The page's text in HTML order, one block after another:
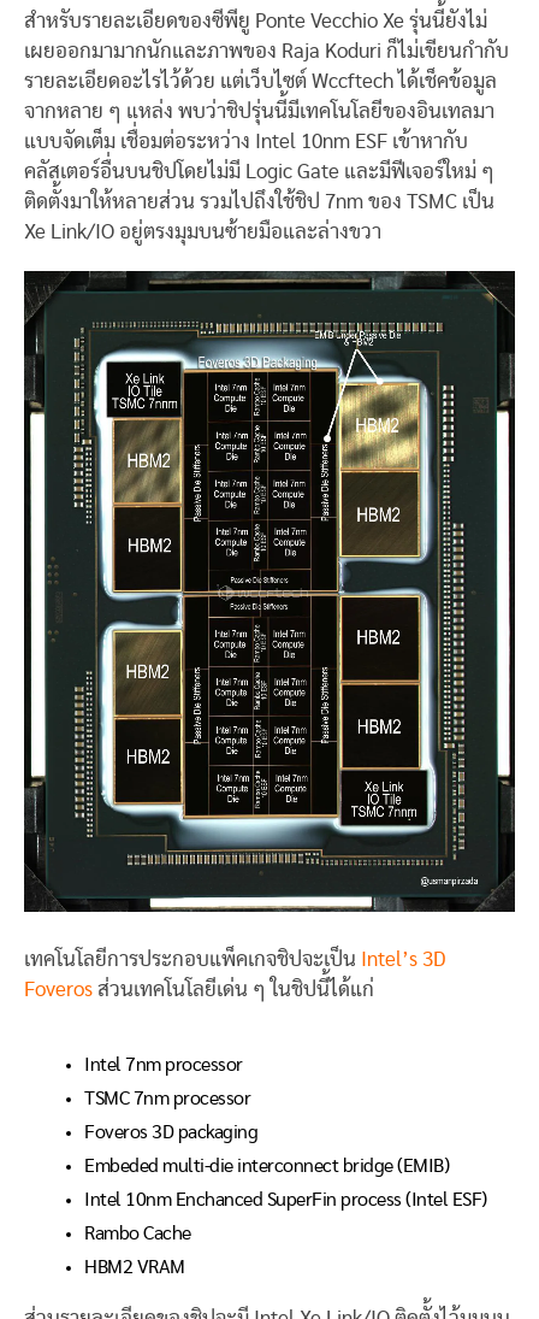
สำหรับรายละเอียดของซีพียู Ponte Vecchio Xe รุ่นนี้ยังไม่
เผยออกมามากนักและภาพของ Raja Koduri ก็ไม่เขียนกำกับ
รายละเอียดอะไรไว้ด้วย แต่เว็บไซต์ Wccftech ได้เช็คข้อมูล
จากหลาย ๆ แหล่ง พบว่าชิปรุ่นนี้มีเทคโนโลยีของอินเทลมา
แบบจัดเต็ม เชื่อมต่อระหว่าง Intel 10nm ESF เข้าหากับ
คลัสเตอร์อื่นบนชิปโดยไม่มี Logic Gate และมีฟีเจอร์ใหม่ ๆ
ติดตั้งมาให้หลายส่วน รวมไปถึงใช้ชิป 7nm ของ TSMC เป็น
Xe Link/IO อยู่ตรงมุมบนซ้ายมือและล่างขวา
เทคโนโลยีการประกอบแพ็คเกจชิปจะเป็น
Intel’s 3D
Foveros ส่วนเทคโนโลยีเด่น ๆ ในชิปนี้ได้แก่
Intel 7nm processor
TSMC 7nm processor
Foveros 3D packaging
Embeded multi-die interconnect bridge (EMIB)
Intel 10nm Enchanced SuperFin process (Intel ESF)
Rambo Cache
HBM2 VRAM